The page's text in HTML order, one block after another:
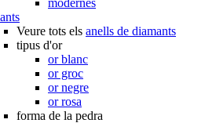
modernes
Veure tots els anells de diamants
tipus d'or
or blanc
or groc
or negre
or rosa
forma de la pedra